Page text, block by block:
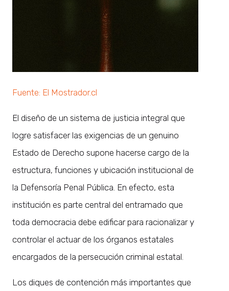
Fuente: El Mostrador.cl
El diseño de un sistema de justicia integral que
logre satisfacer las exigencias de un genuino
Estado de Derecho supone hacerse cargo de la
estructura, funciones y ubicación institucional de
la Defensoría Penal Pública. En efecto, esta
institución es parte central del entramado que
toda democracia debe edificar para racionalizar y
controlar el actuar de los órganos estatales
encargados de la persecución criminal estatal.
Los diques de contención más importantes que